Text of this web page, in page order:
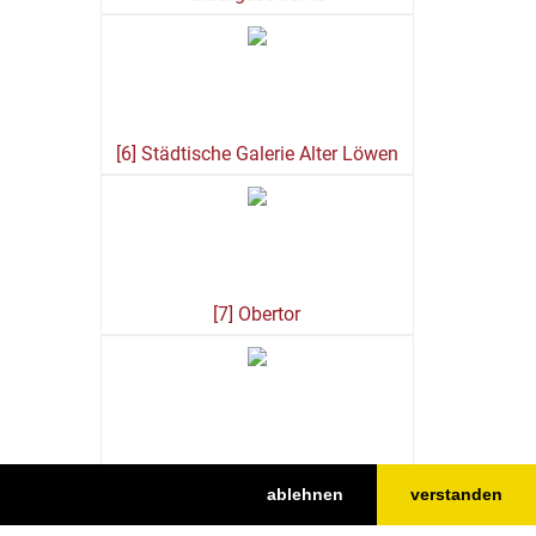
ablehnen verstanden
[6] Städtische Galerie Alter Löwen
[7] Obertor
Handwerksmuseum